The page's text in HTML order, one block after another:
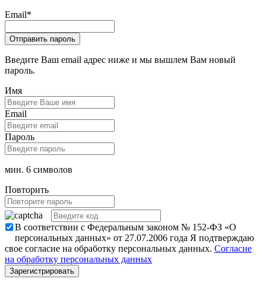
Email*
Введите Ваш email адрес ниже и мы вышлем Вам новый
пароль.
Имя
Email
Пароль
мин. 6 символов
Повторить
В соответствии с Федеральным законом № 152-ФЗ «О
персональных данных» от 27.07.2006 года Я подтверждаю
свое согласие на обработку персональных данных. Согласие
на обработку персональных данных